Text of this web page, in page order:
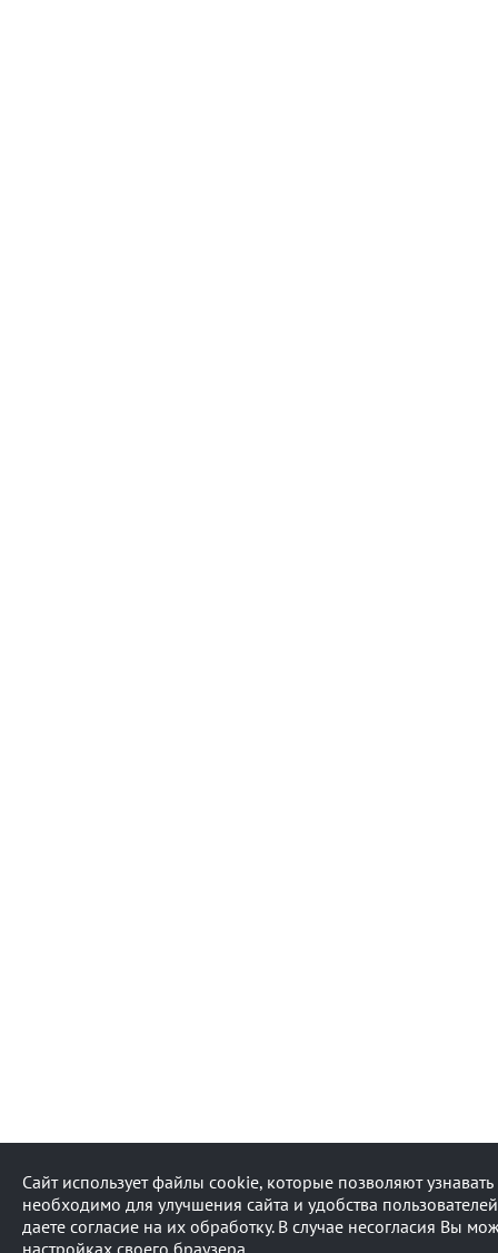
Сайт использует файлы cookie, которые позволяют
необходимо для улучшения сайта и удобства
даете согласие на их обработку. В случае несогласия Вы
настройках своего браузера.